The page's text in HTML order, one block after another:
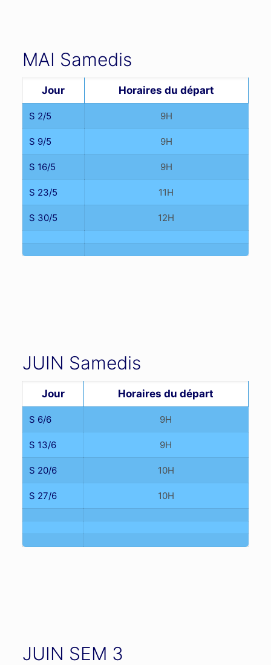
MAI Samedis
Jour Horaires du départ
S 2/5 9H
S 9/5 9H
S 16/5 9H
S 23/5 11H
S 30/5 12H
JUIN Samedis
Jour Horaires du départ
S 6/6 9H
S 13/6 9H
S 20/6 10H
S 27/6 10H
JUIN SEM 3